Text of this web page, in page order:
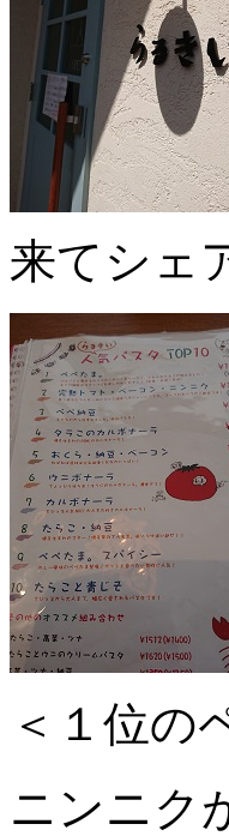
来てシェ
＜１位の
ニンニク